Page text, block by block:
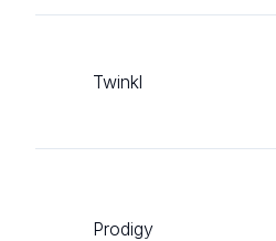
Twinkl
Prodigy